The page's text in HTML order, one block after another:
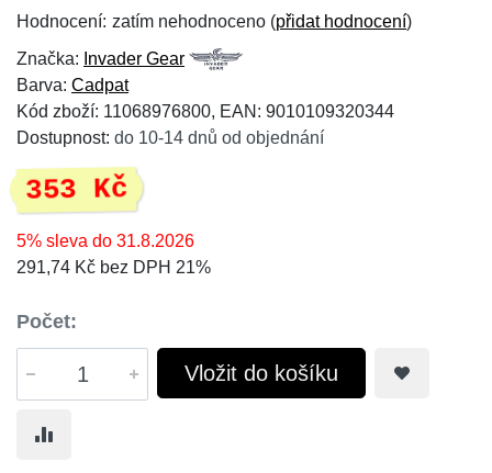
Hodnocení: zatím nehodnoceno (přidat hodnocení)
Značka: Invader Gear
Barva: Cadpat
Kód zboží: 11068976800, EAN: 9010109320344
Dostupnost: do 10-14 dnů od objednání
353 Kč
5% sleva do 31.8.2026
291,74 Kč bez DPH 21%
Počet:
Vložit do košíku